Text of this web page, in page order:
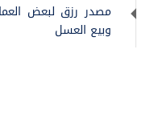
مصدر رزق لبعض
وبيع العسل